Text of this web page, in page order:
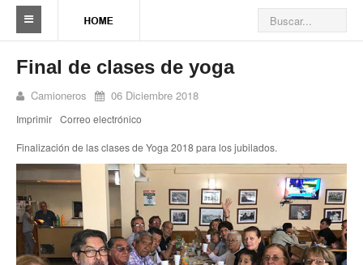
Sindicato
Reseña histórica
Autoridades
Delegaciones
Seccionales
Ramas por actividad
Camioneros solidarios
Final de clases de yoga
Camioneros 06 Diciembre 2018
Imprimir Correo electrónico
Finalización de las clases de Yoga 2018 para los jubilados.